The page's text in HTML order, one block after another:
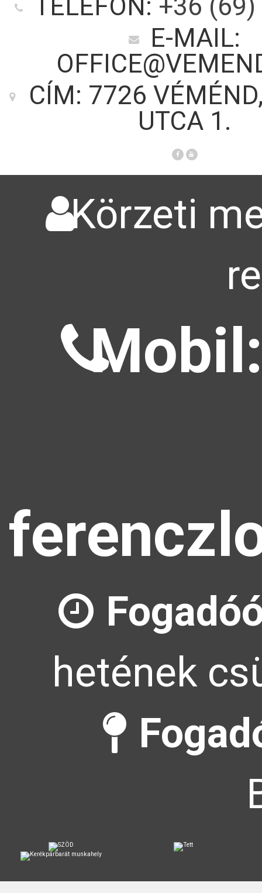
TELEFON: +36
E-MAIL:
CÍM: 7726
UTCA 1.
Körzeti
hetének